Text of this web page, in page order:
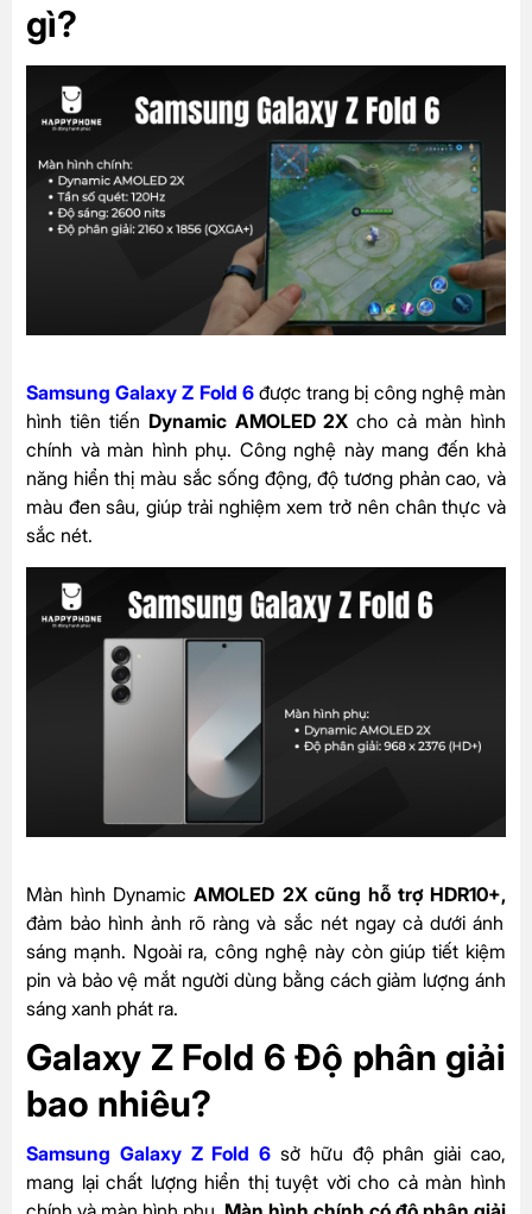
gì?
Samsung Galaxy Z Fold 6được trang bị công nghệ màn
hình tiên tiến Dynamic AMOLED 2Xcho cả màn hình
chính và màn hình phụ. Công nghệ này mang đến khả
năng hiển thị màu sắc sống động, độ tương phản cao, và
màu đen sâu, giúp trải nghiệm xem trở nên chân thực và
sắc nét.
Màn hình Dynamic AMOLED 2X cũng hỗ trợ HDR10+,
đảm bảo hình ảnh rõ ràng và sắc nét ngay cả dưới ánh
sáng mạnh. Ngoài ra, công nghệ này còn giúp tiết kiệm
pin và bảo vệ mắt người dùng bằng cách giảm lượng ánh
sáng xanh phát ra.
Galaxy Z Fold 6 Độ phân giải
bao nhiêu?
Samsung Galaxy Z Fold 6 sở hữu độ phân giải cao,
mang lại chất lượng hiển thị tuyệt vời cho cả màn hình